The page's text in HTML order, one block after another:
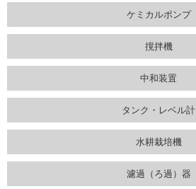
ケミカルポンプ
撹拌機
中和装置
タンク・レベル計
水耕栽培機
濾過（ろ過）器